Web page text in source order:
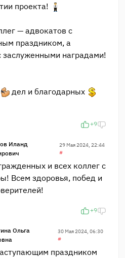
проекта!
— адвокатов с
праздником, а
заслуженными наградами!
дел и благодарных
+9
Иланд
29 Мая 2024, 22:44
#
и всех коллег с
Всем здоровья, побед и
+9
Ольга
30 Мая 2024, 06:30
#
праздником